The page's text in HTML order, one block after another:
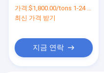
코일 8K 마무리
가격:$1,800.00/tons 1-24 tons
최신 가격 받기
지금 연락